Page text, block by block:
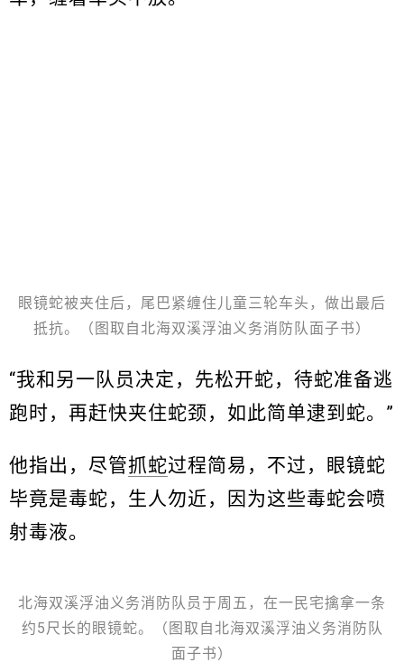
眼镜蛇被夹住后，尾巴紧缠住儿童三轮车头，做出最后
抵抗。（图取自北海双溪浮油义务消防队面子书）
“我和另一队员决定，先松开蛇，待蛇准备逃
跑时，再赶快夹住蛇颈，如此简单逮到蛇。”
他指出，尽管抓蛇过程简易，不过，眼镜蛇
毕竟是毒蛇，生人勿近，因为这些毒蛇会喷
射毒液。
北海双溪浮油义务消防队员于周五，在一民宅擒拿一条
约5尺长的眼镜蛇。（图取自北海双溪浮油义务消防队
面子书）